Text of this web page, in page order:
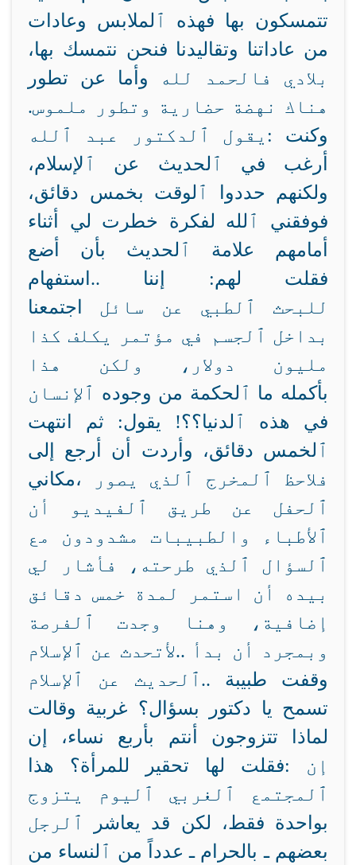
وعادات
تتمسكون بها فهذه ٱلملابس
من عاداتنا وتقاليدنا فنحن نتمسك بها،
وأما عن تطور
بلادي فالحمد لله
هناك نهضة حضارية وتطور ملموس.
يقول ٱلدكتور عبد ٱلله:
وكنت
أرغب في ٱلحديث عن ٱلإسلام،
ولكنهم حددوا ٱلوقت بخمس دقائق،
فوفقني ٱلله لفكرة خطرت لي أثناء
ٱلحديث بأن أضع
أمامهم علامة
استفهام..
فقلت لهم: إننا
اجتمعنا
للبحث ٱلطبي عن سائل
بداخل ٱلجسم في مؤتمر يكلف كذا
مليون دولار، ولكن هذا
ٱلإنسان بأكمله ما ٱلحكمة من وجوده
في هذه ٱلدنيا؟؟! يقول: ثم انتهت
ٱلخمس دقائق، وأردت أن أرجع إلى
مكاني،
فلاحظ ٱلمخرج ٱلذي يصور
ٱلحفل عن طريق ٱلفيديو أن
ٱلأطباء والطبيبات مشدودون مع
ٱلسؤال ٱلذي طرحته، فأشار لي
بيده أن استمر لمدة خمس دقائق
إضافية، وهنا وجدت ٱلفرصة
لأتحدث عن ٱلإسلام.. وبمجرد أن بدأ
ٱلحديث عن ٱلإسلام..
وقفت طبيبة
غربية وقالت تسمح يا دكتور بسؤال؟
لماذا تتزوجون أنتم بأربع نساء، إن
هذا
تحقير للمرأة؟ فقلت لها:
إن
ٱلمجتمع ٱلغربي ٱليوم يتزوج
ٱلرجل
بواحدة فقط، لكن قد يعاشر
بعضهم ـ بالحرام ـ عدداً من ٱلنساء من